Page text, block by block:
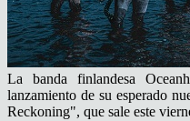
La banda finlandesa
lanzamiento de su esperado
Reckoning", que sale este